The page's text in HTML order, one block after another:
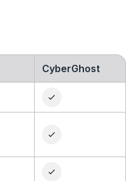
CyberGhost